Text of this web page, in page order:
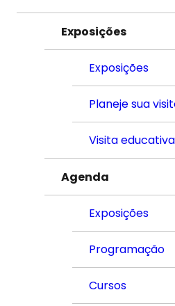
Exposições
Exposições
Planeje sua
Visita educativa
Agenda
Exposições
Programação
Cursos